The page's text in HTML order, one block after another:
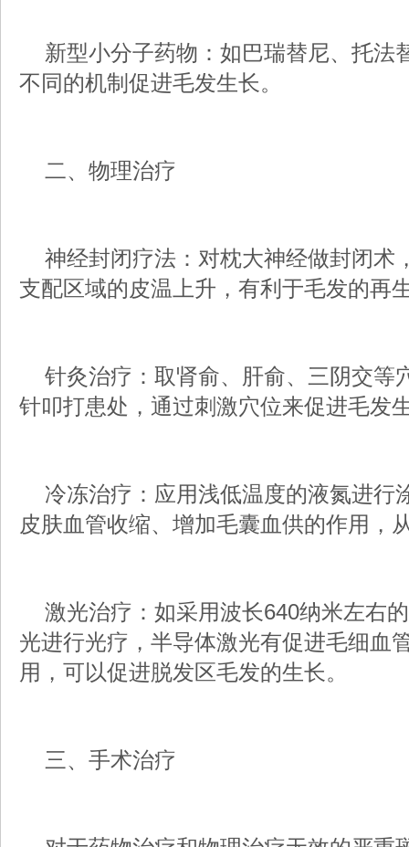
新型小分子药物：如巴瑞替尼、托法
不同的机制促进毛发生长。
二、物理治疗
神经封闭疗法：对枕大神经做封闭术
支配区域的皮温上升，有利于毛发的再
针灸治疗：取肾俞、肝俞、三阴交等
针叩打患处，通过刺激穴位来促进毛发
冷冻治疗：应用浅低温度的液氮进行
皮肤血管收缩、增加毛囊血供的作用，
激光治疗：如采用波长640纳米左右
光进行光疗，半导体激光有促进毛细血
用，可以促进脱发区毛发的生长。
三、手术治疗